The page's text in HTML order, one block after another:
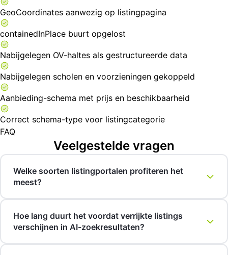
GeoCoordinates aanwezig op listingpagina
containedInPlace buurt opgelost
Nabijgelegen OV-haltes als gestructureerde data
Nabijgelegen scholen en voorzieningen gekoppeld
Aanbieding-schema met prijs en beschikbaarheid
Correct schema-type voor listingcategorie
FAQ
Veelgestelde vragen
Welke soorten listingportalen profiteren het
meest?
Hoe lang duurt het voordat verrijkte listings
verschijnen in AI-zoekresultaten?